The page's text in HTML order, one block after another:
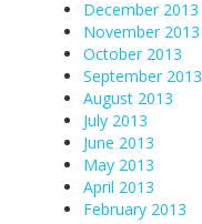
December 2013
November 2013
October 2013
September 2013
August 2013
July 2013
June 2013
May 2013
April 2013
February 2013